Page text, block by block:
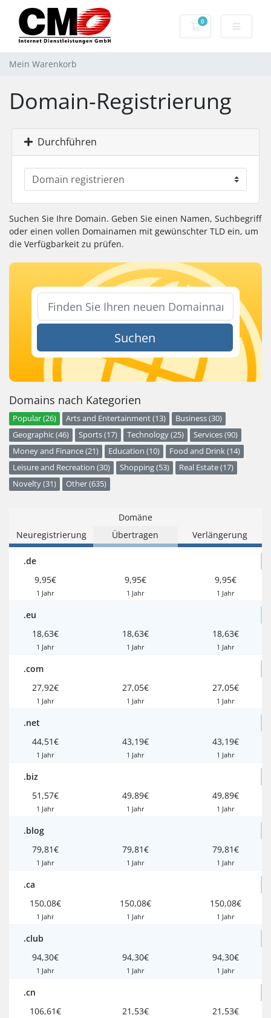
0
Mein Warenkorb
Mein Warenkorb
Domain-Registrierung
Durchführen
Suchen Sie Ihre Domain. Geben Sie einen Namen, Suchbegriff
oder einen vollen Domainamen mit gewünschter TLD ein, um
die Verfügbarkeit zu prüfen.
Suchen
Domains nach Kategorien
Popular (26) Arts and Entertainment (13)
Business (30)
Geographic (46)
Sports (17) Technology (25)
Services (90)
Money and Finance (21)
Education (10)
Food and Drink (14)
Leisure and Recreation (30)
Shopping (53)
Real Estate (17)
Novelty (31)
Other (635)
Domäne
Neuregistrierung
Übertragen Verlängerung
.de
9,95€
1 Jahr
9,95€
1 Jahr
9,95€
1 Jahr
.eu
18,63€
1 Jahr
18,63€
1 Jahr
18,63€
1 Jahr
.com
27,92€
1 Jahr
27,05€
1 Jahr
27,05€
1 Jahr
.net
44,51€
1 Jahr
43,19€
1 Jahr
43,19€
1 Jahr
.biz
51,57€
1 Jahr
49,89€
1 Jahr
49,89€
1 Jahr
.blog
79,81€
1 Jahr
79,81€
1 Jahr
79,81€
1 Jahr
.ca
150,08€
1 Jahr
150,08€
1 Jahr
150,08€
1 Jahr
.club
94,30€
1 Jahr
94,30€
1 Jahr
94,30€
1 Jahr
.cn
106,61€
21,53€ 21,53€